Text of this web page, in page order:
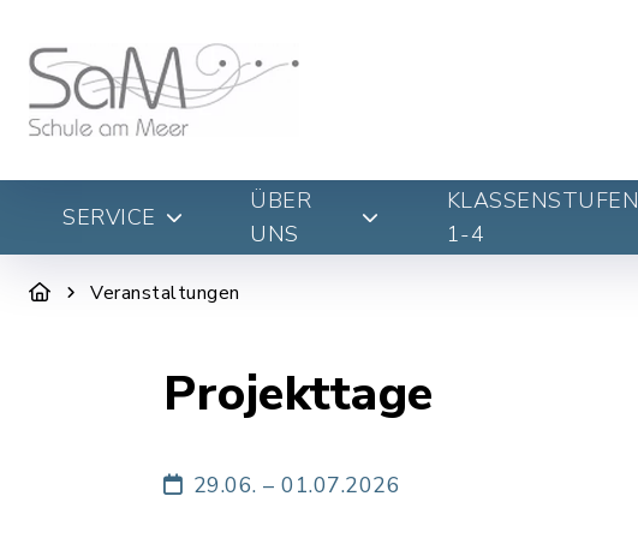
SERVICE
ÜBER
UNS
KLASSENSTUFEN
1-4
Veranstaltungen
Projekttage
29.06. – 01.07.2026